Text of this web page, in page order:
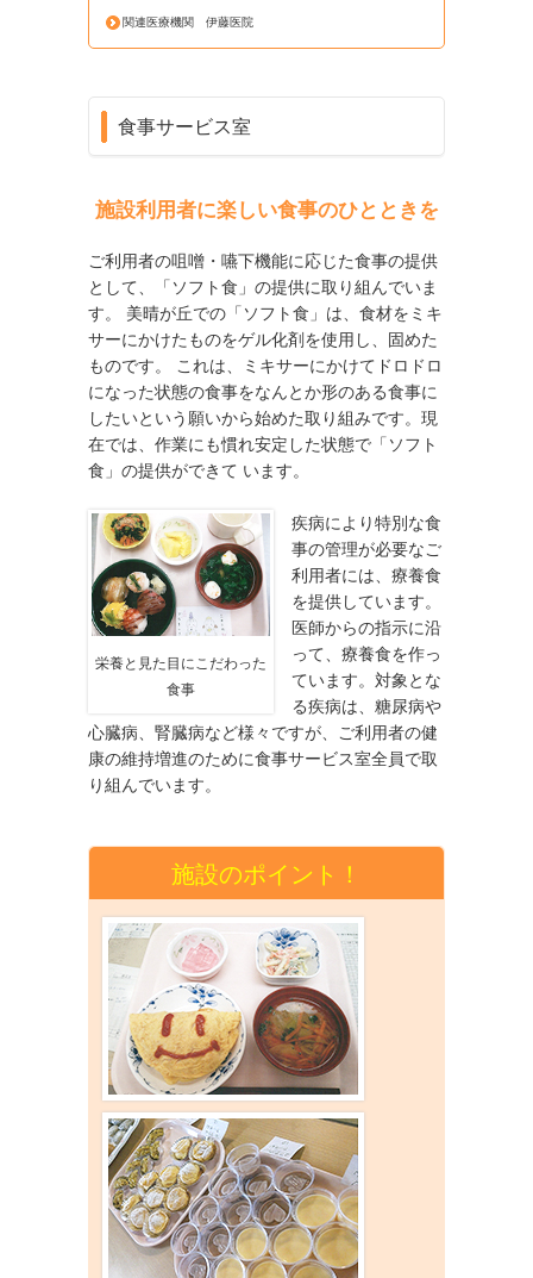
関連医療機関 伊藤医院
食事サービス室
施設利用者に楽しい食事のひとときを
ご利用者の咀噌・嚥下機能に応じた食事の提供
として、「ソフト食」の提供に取り組んでいま
す。 美晴が丘での「ソフト食」は、食材をミキ
サーにかけたものをゲル化剤を使用し、固めた
ものです。 これは、ミキサーにかけてドロドロ
になった状態の食事をなんとか形のある食事に
したいという願いから始めた取り組みです。現
在では、作業にも慣れ安定した状態で「ソフト
食」の提供ができて います。
栄養と見た目にこだわった
食事
疾病により特別な食
事の管理が必要なご
利用者には、療養食
を提供しています。
医師からの指示に沿
って、療養食を作っ
ています。対象とな
る疾病は、糖尿病や
心臓病、腎臓病など様々ですが、ご利用者の健
康の維持増進のために食事サービス室全員で取
り組んでいます。
施設のポイント！